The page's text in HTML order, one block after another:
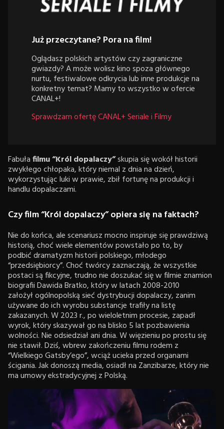
Już przeczytane? Pora na film!
Oglądasz polskich artystów czy zagraniczne
gwiazdy? A może wolisz kino spoza głównego
nurtu, festiwalowe odkrycia lub inne produkcje na
konkretny temat? Mamy to wszystko w ofercie
CANAL+!
Sprawdzam ofertę CANAL+ Seriale i Filmy
Fabułafilmu “Król dopalaczy”skupia się wokół historii
zwykłego chłopaka, który niemal z dnia na dzień,
wykorzystując luki w prawie, zbił fortunę na produkcji i
handlu dopalaczami.
Czy film “Król dopalaczy” opiera się na faktach?
Nie do końca, ale scenariusz mocno inspiruje się prawdziwą
historią, choć wiele elementów powstało po to, by
podbić dramatyzm historii polskiego, młodego
“przedsiębiorcy”. Choć twórcy zaznaczają, że wszystkie
postaci są fikcyjne, trudno nie doszukać się w filmie znamion
biografii Dawida Bratko, który w latach 2008-2010
założył ogólnopolską sieć dystrybucji dopalaczy, zanim
używane do ich wyrobu substancje trafiły na listę
zakazanych. W 2023 r., po wieloletnim procesie, zapadł
wyrok, który skazywał go na blisko 5 lat pozbawienia
wolności. Nie odsiedział ani dnia. W więzieniu po prostu się
nie stawił. Dziś, wbrew zakończeniu filmu rodem z
“Wielkiego Gatsby’ego”, wciąż ucieka przed organami
ścigania. Jak donoszą media, osiadł na Zanzibarze, który nie
ma umowy ekstradycyjnej z Polską.